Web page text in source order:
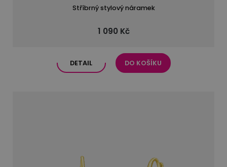
Stříbrný stylový náramek
1 090 Kč
DETAIL DO KOŠÍKU